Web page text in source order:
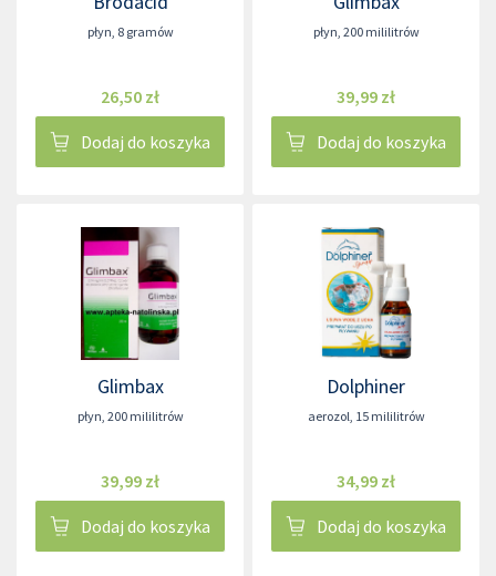
płyn, 8 gramów
26,50 zł
Dodaj do koszyka
płyn, 200 mililitrów
39,99 zł
Dodaj do koszyka
Glimbax
płyn, 200 mililitrów
39,99 zł
Dodaj do koszyka
Dolphiner
aerozol, 15 mililitrów
34,99 zł
Dodaj do koszyka